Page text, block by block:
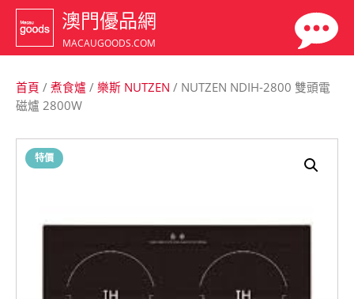
澳門優品網
MACAUGOODS.COM
首頁 / 煮食爐 / 樂斯 NUTZEN / NUTZEN NDIH-2800 雙頭電
磁爐 2800W
特價